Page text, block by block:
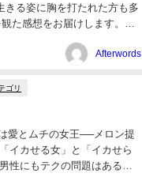
きる姿に胸を打たれた方も多
た感想をお届けします。い
Afterwords
ゴリ
愛とムチの女王──メロン提
イカせる女」と「イカせら
性にもテクの問題はある